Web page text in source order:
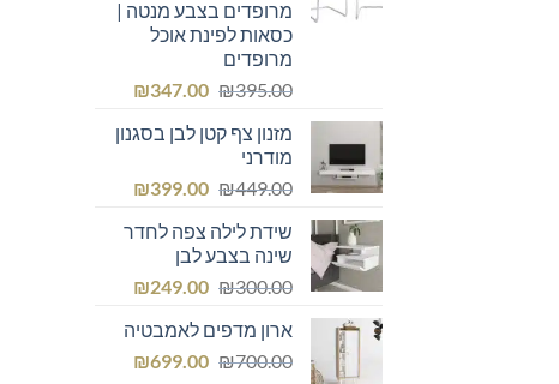
מרופדים בצבע מנטה |
כסאות לפינת אוכל
מרופדים
₪395.00
המחיר
היה:
₪347.00
המחיר
הוא:
מזנון צף קטן לבן בסגנון
מודרני
₪449.00
המחיר
היה:
₪449.00.
₪399.00
המחיר
הוא:שידת לילה צפה לחדר
שינה בצבע לבן
₪300.00
המחיר
היה:
₪300.00.
₪249.00
המחיר
הוא:
₪249.00.
ארון מדפים לאמבטיה
₪700.00
המחיר ₪699.00
המחיר